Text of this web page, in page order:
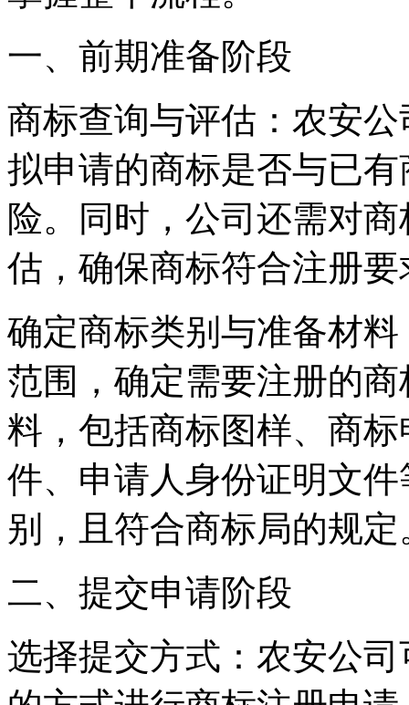
一、前期准备阶段
商标查询与评估‌：农安
拟申请的商标是否与已
险。同时，公司还需对
估，确保商标符合注册要
确定商标类别与准备材
范围，确定需要注册的
料，包括商标图样、商
件、申请人身份证明文
别，且符合商标局的规定
二、提交申请阶段
选择提交方式‌：农安公